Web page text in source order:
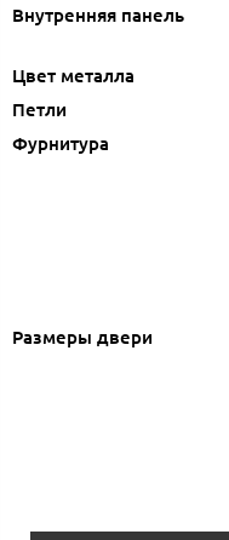
Внутренняя панель
Цвет металла
Петли
Фурнитура
Размеры двери